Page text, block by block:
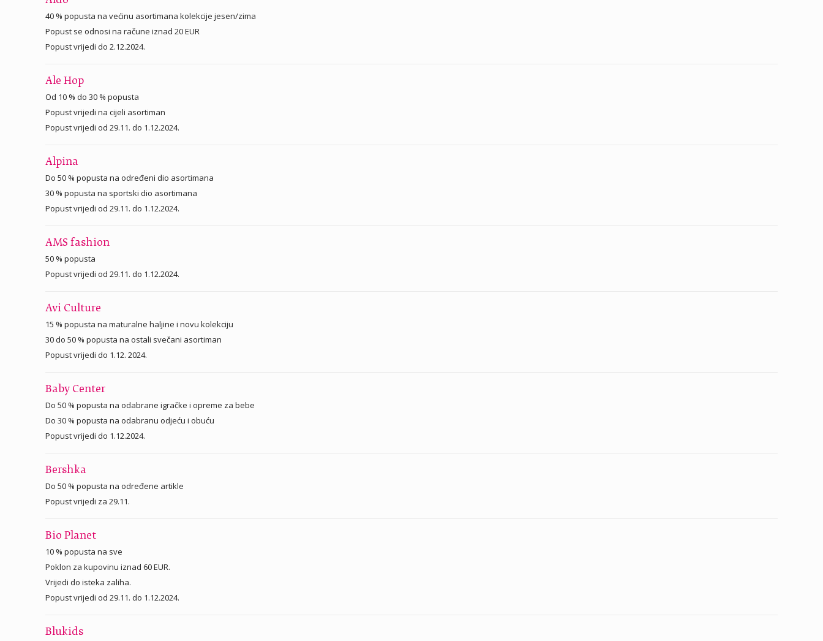
40 % popusta na većinu asortimana kolekcije jesen/zima
Popust se odnosi na račune iznad 20 EUR
Popust vrijedi do 2.12.2024.
Ale Hop
Od 10 % do 30 % popusta
Popust vrijedi na cijeli asortiman
Popust vrijedi od 29.11. do 1.12.2024.
Alpina
Do 50 % popusta na određeni dio asortimana
30 % popusta na sportski dio asortimana
Popust vrijedi od 29.11. do 1.12.2024.
AMS fashion
50 % popusta
Popust vrijedi od 29.11. do 1.12.2024.
Avi Culture
15 % popusta na maturalne haljine i novu kolekciju
30 do 50 % popusta na ostali svečani asortiman
Popust vrijedi do 1.12. 2024.
Baby Center
Do 50 % popusta na odabrane igračke i opreme za bebe
Do 30 % popusta na odabranu odjeću i obuću
Popust vrijedi do 1.12.2024.
Bershka
Do 50 % popusta na određene artikle
Popust vrijedi za 29.11.
Bio Planet
10 % popusta na sve
Poklon za kupovinu iznad 60 EUR.
Vrijedi do isteka zaliha.
Popust vrijedi od 29.11. do 1.12.2024.
Blukids